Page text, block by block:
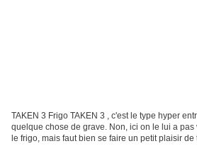
TAKEN 3 Frigo TAKEN 3 , c'est le type hyper
quelque chose de grave. Non, ici on le lui a
le frigo, mais faut bien se faire un petit plaisir de